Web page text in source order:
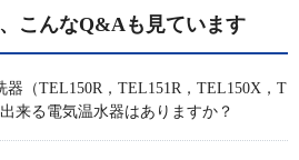
こんなQ&Aも見ています
器（TEL150R，TEL151R，TEL150X，T
来る電気温水器はありますか？